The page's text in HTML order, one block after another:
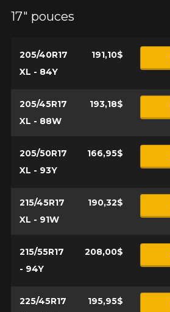
17" pouces
205/40R17
XL - 84Y
191,10$
205/45R17
XL - 88W
193,18$
205/50R17
XL - 93Y
166,95$
215/45R17
XL - 91W
190,32$
215/55R17
- 94Y
208,00$
225/45R17
195,95$
Envoyer
*Attention cette dimension représente
d'équipement pour votre véhicule, vous